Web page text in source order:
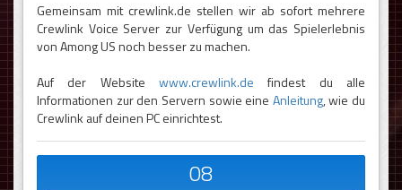
Gemeinsam mit crewlink.de stellen wir ab sofort mehrere
Crewlink Voice Server zur Verfügung um das Spielerlebnis
von Among US noch besser zu machen.
Auf der Website www.crewlink.de findest du alle
Informationen zur den Servern sowie eine Anleitung, wie du
Crewlink auf deinen PC einrichtest.
08